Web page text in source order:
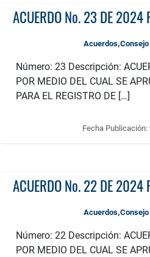
Acuerdos,
Número: 23 Descripción:
POR MEDIO DEL CUAL SE
PARA EL REGISTRO DE […]
Fecha Publicación:
Acuerdos,
Número: 22 Descripción:
POR MEDIO DEL CUAL SE